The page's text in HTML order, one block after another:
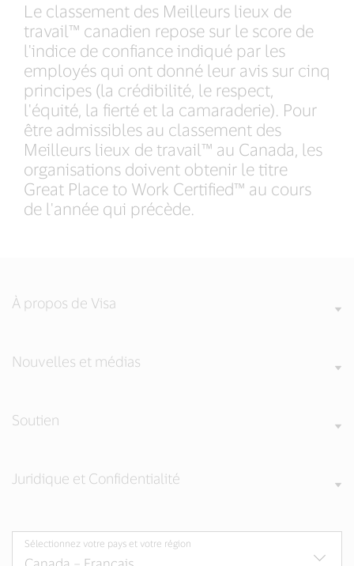
Le classement des Meilleurs lieux de
travail™ canadien repose sur le score de
l'indice de confiance indiqué par les
employés qui ont donné leur avis sur cinq
principes (la crédibilité, le respect,
l'équité, la fierté et la camaraderie). Pour
être admissibles au classement des
Meilleurs lieux de travail™ au Canada, les
organisations doivent obtenir le titre
Great Place to Work Certified™ au cours
de l'année qui précède.
À propos de Visa
Nouvelles et médias
Soutien
Juridique et Confidentialité
Sélectionnez votre pays et votre région